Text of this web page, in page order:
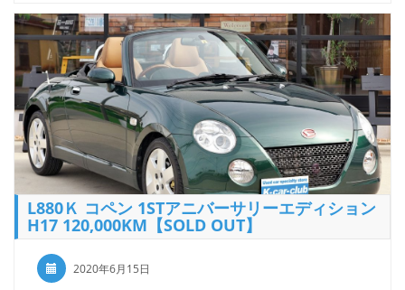
L880Ｋ コペン 1STアニバーサリーエディション
H17 120,000KM【SOLD OUT】
2020年6月15日